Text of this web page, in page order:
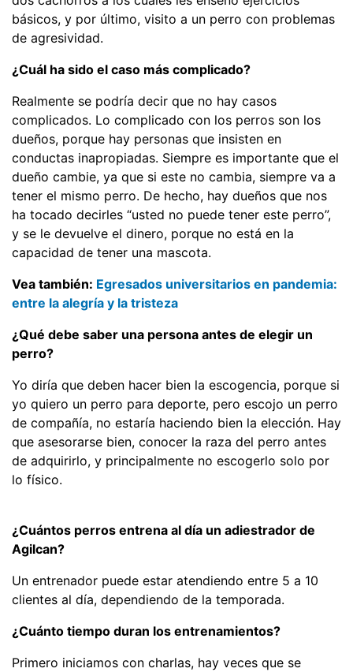
básicos, y por último, visito a un perro con problemas
de agresividad.
¿Cuál ha sido el caso más complicado?
Realmente se podría decir que no hay casos
complicados. Lo complicado con los perros son los
dueños, porque hay personas que insisten en
conductas inapropiadas. Siempre es importante que el
dueño cambie, ya que si este no cambia, siempre va a
tener el mismo perro. De hecho, hay dueños que nos
ha tocado decirles “usted no puede tener este perro”,
y se le devuelve el dinero, porque no está en la
capacidad de tener una mascota.
Vea también: Egresados universitarios en pandemia:
entre la alegría y la tristeza
¿Qué debe saber una persona antes de elegir un
perro?
Yo diría que deben hacer bien la escogencia, porque si
yo quiero un perro para deporte, pero escojo un perro
de compañía, no estaría haciendo bien la elección. Hay
que asesorarse bien, conocer la raza del perro antes
de adquirirlo, y principalmente no escogerlo solo por
lo físico.
¿Cuántos perros entrena al día un adiestrador de
Agilcan?
Un entrenador puede estar atendiendo entre 5 a 10
clientes al día, dependiendo de la temporada.
¿Cuánto tiempo duran los entrenamientos?
Primero iniciamos con charlas, hay veces que se